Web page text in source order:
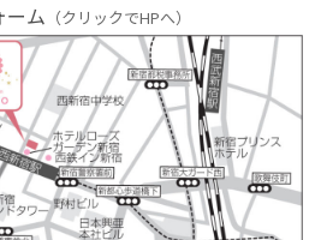
ーム （クリックでHPへ）